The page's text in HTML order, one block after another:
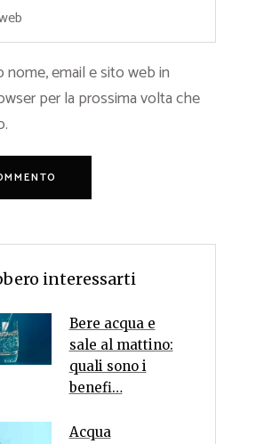
nome, email e sito web in
per la prossima volta che
interessarti
Bere acqua e
sale al mattino:
quali sono i
benefi…
Acqua